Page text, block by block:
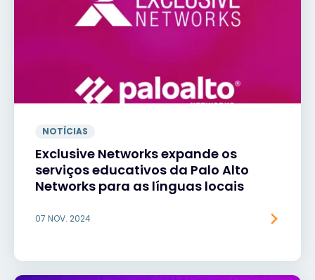
NOTÍCIAS
Exclusive Networks expande os
serviços educativos da Palo Alto
Networks para as línguas locais
07 NOV. 2024